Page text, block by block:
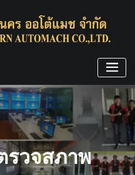
รวจสภาพ